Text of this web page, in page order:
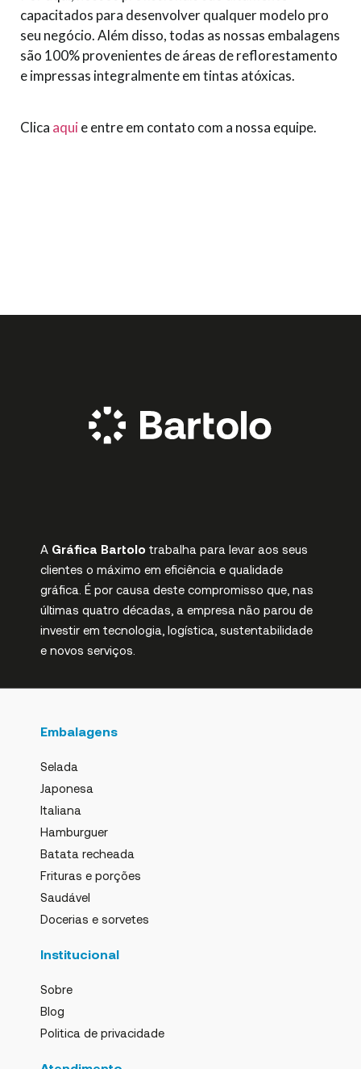
capacitados para desenvolver qualquer modelo pro
seu negócio. Além disso, todas as nossas embalagens
são 100% provenientes de áreas de reflorestamento
e impressas integralmente em tintas atóxicas.
Clica aquie entre em contato com a nossa equipe.
A Gráfica Bartolo trabalha para levar aos seus
clientes o máximo em eficiência e qualidade
gráfica. É por causa deste compromisso que, nas
últimas quatro décadas, a empresa não parou de
investir em tecnologia, logística, sustentabilidade
e novos serviços.
Embalagens
Selada
Japonesa
Italiana
Hamburguer
Batata recheada
Frituras e porções
Saudável
Docerias e sorvetes
Institucional
Sobre
Blog
Politica de privacidade